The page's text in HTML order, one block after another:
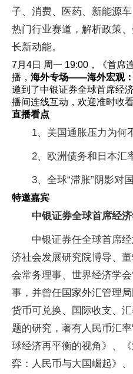
子、消费、医药、新能源
热门行业赛道，解析政策
长新动能。
7月4日 周一 19:00，《首席
播， 海外专场——海外宏观
邀到了中银证券全球首席经
播间连线互动，欢迎准时收看
直播看点
1、美国通胀压力为何
2、欧洲债务和日本汇
3、全球“滞胀”阴影对
特邀嘉宾
中银证券全球首席经济
中银证券任全球首席
济社会发展研究院博导、
会常务理事、世界经济学
事，并曾任国家外汇管理
货币可兑换、国际收支、
题的研究，著有人民币汇
球经济再平衡的视角》、
弈：人民币与大国崛起》、